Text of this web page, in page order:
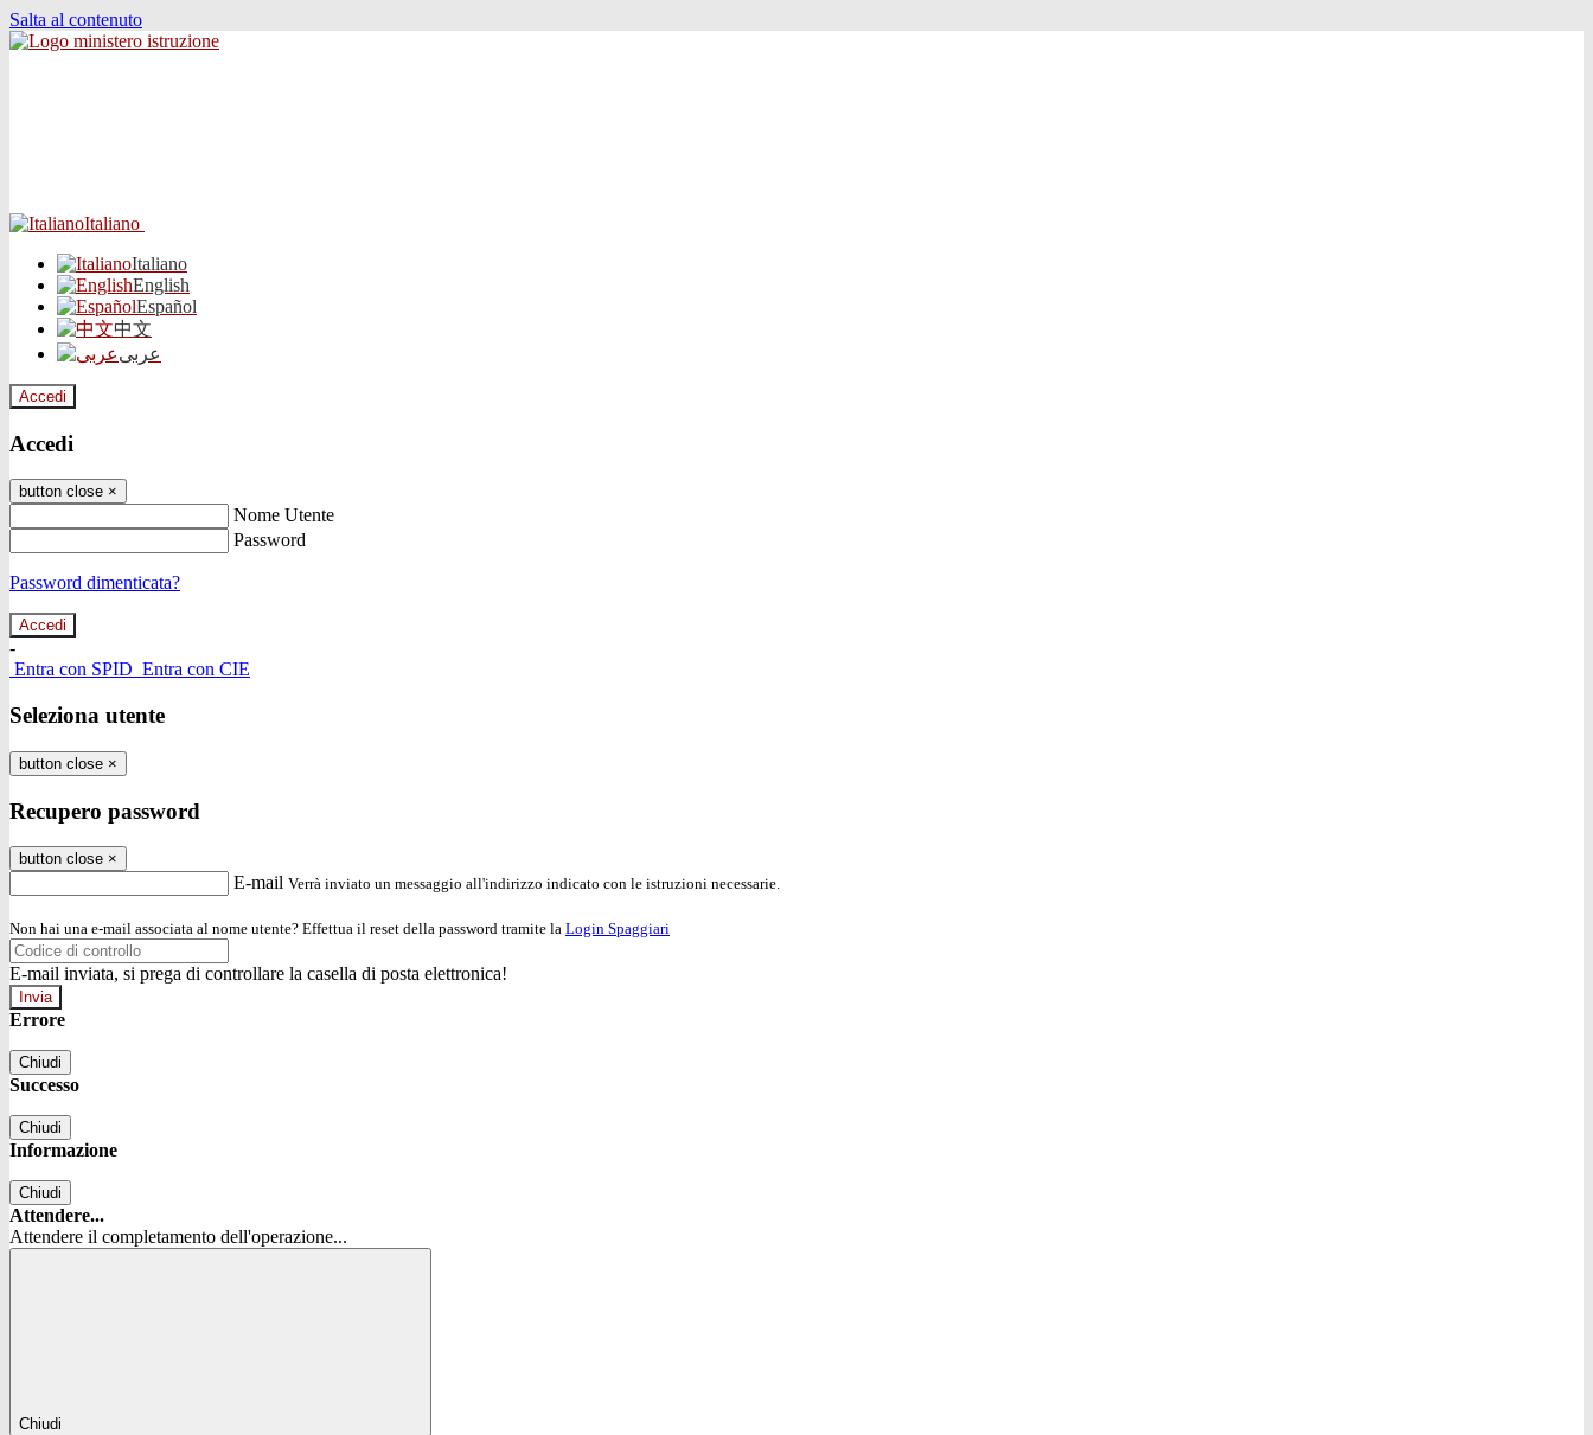
Salta al contenuto
Italiano
Italiano
English
Español
中文
عربى
Accedi
Accedi
button close ×
Nome Utente
Password
Password dimenticata?
-
Entra con SPID Entra con CIE
Seleziona utente
button close ×
Recupero password
button close ×
E-mail Verrà inviato un messaggio all'indirizzo indicato con le istruzioni necessarie.
Non hai una e-mail associata al nome utente? Effettua il reset della password tramite la Login Spaggiari
E-mail inviata, si prega di controllare la casella di posta elettronica!
Errore
Chiudi
Successo
Chiudi
Informazione
Chiudi
Attendere...
Attendere il completamento dell'operazione...
Chiudi